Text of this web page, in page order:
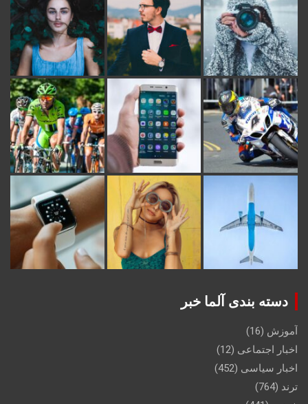
دسته بندی آلما خبر
آموزش (16)
اخبار اجتماعی (12)
اخبار سیاسی (452)
ترند (764)